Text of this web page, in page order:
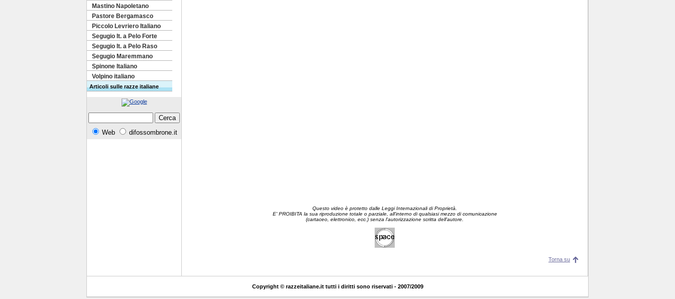
Mastino Napoletano
Pastore Bergamasco
Piccolo Levriero Italiano
Segugio It. a Pelo Forte
Segugio It. a Pelo Raso
Segugio Maremmano
Spinone Italiano
Volpino italiano
Articoli sulle razze italiane
Web difossombrone.it
Questo video è protetto dalle Leggi Internazionali di Proprietà.
E' PROIBITA la sua riproduzione totale o parziale, all'interno di qualsiasi mezzo di comunicazione
(cartaceo, elettronico, ecc.) senza l'autorizzazione scritta dell'autore.
Torna su
Copyright © razzeitaliane.it tutti i diritti sono riservati - 2007/2009